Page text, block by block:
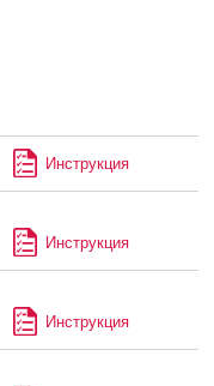
Инструкция
Инструкция
Инструкция